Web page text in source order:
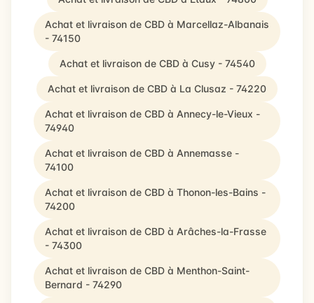
Achat et livraison de CBD à Marcellaz-Albanais
- 74150
Achat et livraison de CBD à Cusy - 74540
Achat et livraison de CBD à La Clusaz - 74220
Achat et livraison de CBD à Annecy-le-Vieux -
74940
Achat et livraison de CBD à Annemasse -
74100
Achat et livraison de CBD à Thonon-les-Bains -
74200
Achat et livraison de CBD à Arâches-la-Frasse
- 74300
Achat et livraison de CBD à Menthon-Saint-
Bernard - 74290